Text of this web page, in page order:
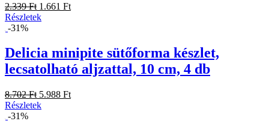
2.339 Ft 1.661 Ft
Részletek
-31%
Delicia minipite sütőforma készlet,
lecsatolható aljzattal, 10 cm, 4 db
8.702 Ft 5.988 Ft
Részletek
-31%